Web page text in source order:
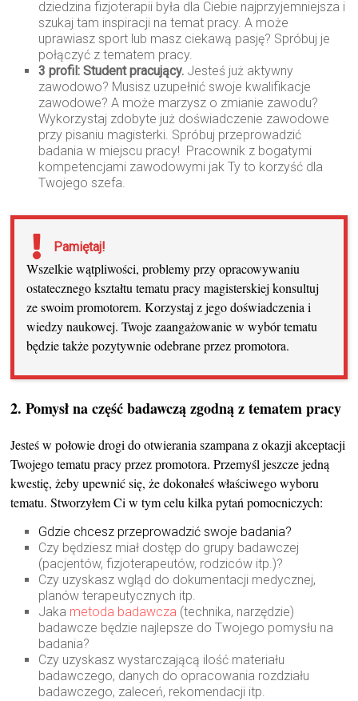
dziedzina fizjoterapii była dla Ciebie najprzyjemniejsza i
szukaj tam inspiracji na temat pracy. A może
uprawiasz sport lub masz ciekawą pasję? Spróbuj je
połączyć z tematem pracy.
3 profil: Student pracujący. Jesteś już aktywny
zawodowo? Musisz uzupełnić swoje kwalifikacje
zawodowe? A może marzysz o zmianie zawodu?
Wykorzystaj zdobyte już doświadczenie zawodowe
przy pisaniu magisterki. Spróbuj przeprowadzić
badania w miejscu pracy! Pracownik z bogatymi
kompetencjami zawodowymi jak Ty to korzyść dla
Twojego szefa.
Pamiętaj!
Wszelkie wątpliwości, problemy przy opracowywaniu
ostatecznego kształtu tematu pracy magisterskiej konsultuj
ze swoim promotorem. Korzystaj z jego doświadczenia i
wiedzy naukowej. Twoje zaangażowanie w wybór tematu
będzie także pozytywnie odebrane przez promotora.
2. Pomysł na część badawczą zgodną z tematem pracy
Jesteś w połowie drogi do otwierania szampana z okazji akceptacji
Twojego tematu pracy przez promotora. Przemyśl jeszcze jedną
kwestię, żeby upewnić się, że dokonałeś właściwego wyboru
tematu. Stworzyłem Ci w tym celu kilka pytań pomocniczych:
Gdzie chcesz przeprowadzić swoje badania?
Czy będziesz miał dostęp do grupy badawczej
(pacjentów, fizjoterapeutów, rodziców itp.)?
Czy uzyskasz wgląd do dokumentacji medycznej,
planów terapeutycznych itp.
Jaka metoda badawcza (technika, narzędzie)
badawcze będzie najlepsze do Twojego pomysłu na
badania?
Czy uzyskasz wystarczającą ilość materiału
badawczego, danych do opracowania rozdziału
badawczego, zaleceń, rekomendacji itp.